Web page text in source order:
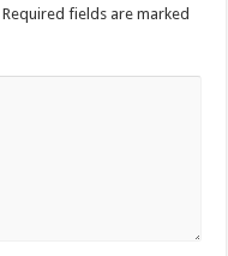
Required fields are marked